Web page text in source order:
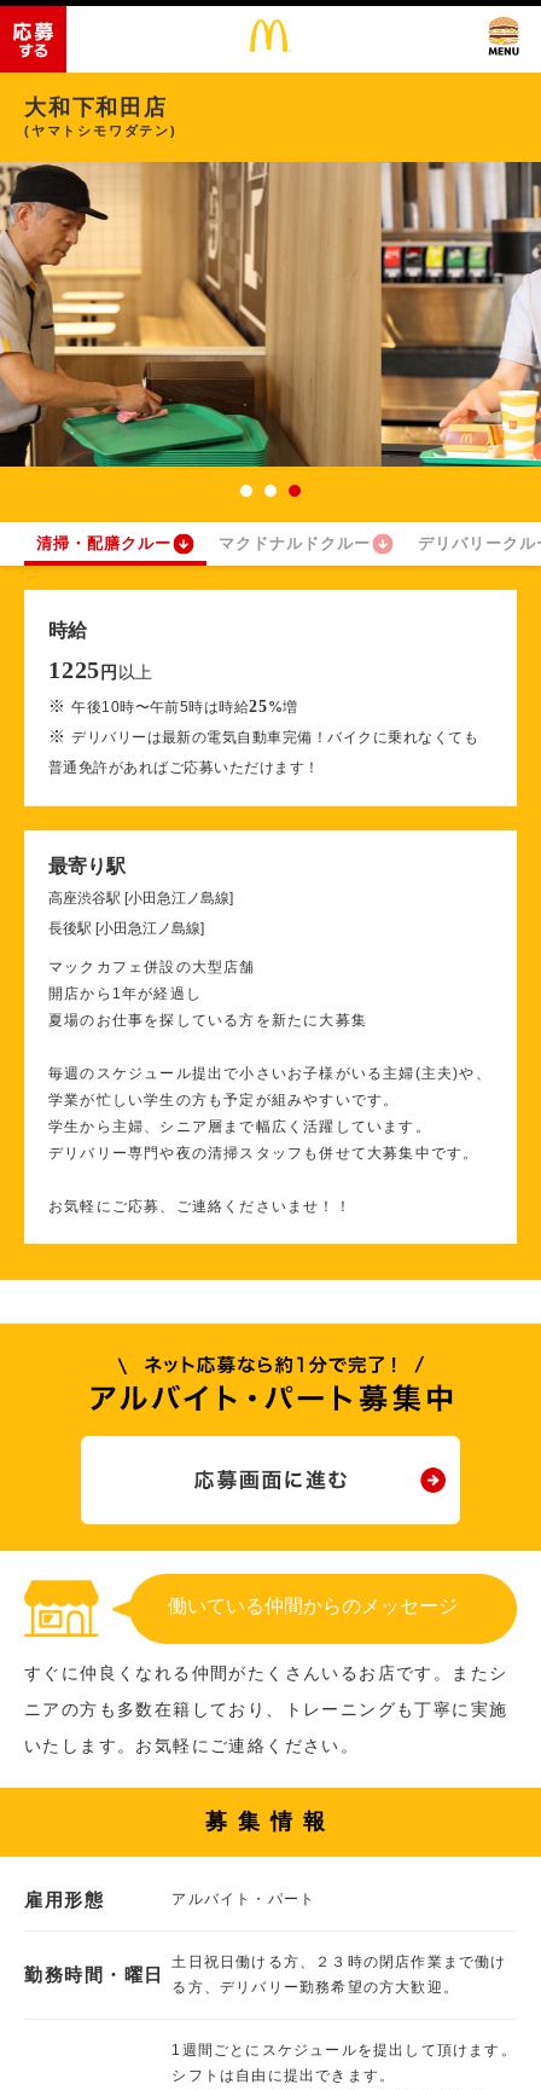
大和下和田店
(ヤマトシモワダテン)
清掃・配膳クルー マクドナルドクルー デリバリークル
時給
1225 円 以上
※午後10時〜午前5時は時給25%増
※デリバリーは最新の電気自動車完備！バイクに乗れなくても
普通免許があればご応募いただけます！
最寄り駅
高座渋谷駅 [小田急江ノ島線]
長後駅 [小田急江ノ島線]
マックカフェ併設の大型店舗
開店から1年が経過し
夏場のお仕事を探している方を新たに大募集
毎週のスケジュール提出で小さいお子様がいる主婦(主夫)や、
学業が忙しい学生の方も予定が組みやすいです。
学生から主婦、シニア層まで幅広く活躍しています。
デリバリー専門や夜の清掃スタッフも併せて大募集中です。
お気軽にご応募、ご連絡くださいませ！！
働いている仲間からのメッセージ
すぐに仲良くなれる仲間がたくさんいるお店です。またシ
ニアの方も多数在籍しており、トレーニングも丁寧に実施
いたします。お気軽にご連絡ください。
募集情報
雇用形態 アルバイト・パート
勤務時間・曜日
土日祝日働ける方、２３時の閉店作業まで働け
る方、デリバリー勤務希望の方大歓迎。
1週間ごとにスケジュールを提出して頂けます。
シフトは自由に提出できます。